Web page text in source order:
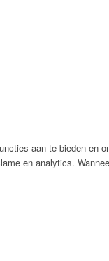
aan te bieden en
en analytics.